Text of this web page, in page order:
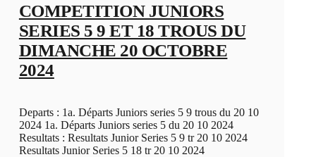
COMPETITION JUNIORS
SERIES 5 9 ET 18 TROUS DU
DIMANCHE 20 OCTOBRE
2024
Departs : 1a. Départs Juniors series 5 9 trous du 20 10
2024 1a. Départs Juniors series 5 du 20 10 2024
Resultats : Resultats Junior Series 5 9 tr 20 10 2024
Resultats Junior Series 5 18 tr 20 10 2024